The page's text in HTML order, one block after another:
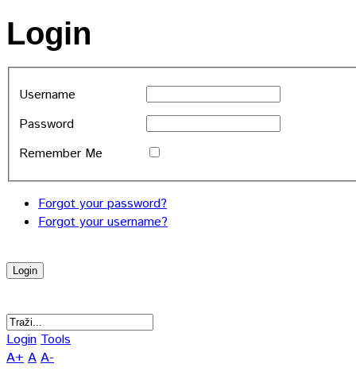
Login
Username
Password
Remember Me
Forgot your password?
Forgot your username?
Login Tools
A+ A A-